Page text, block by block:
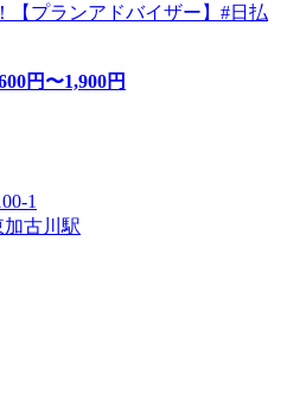
【プランアドバイザー】#日払
円〜1,900円
1
古川駅